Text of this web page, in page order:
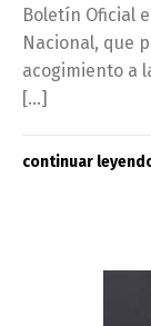
Boletín Oficial
Nacional, que
acogimiento a
[…]
continuar